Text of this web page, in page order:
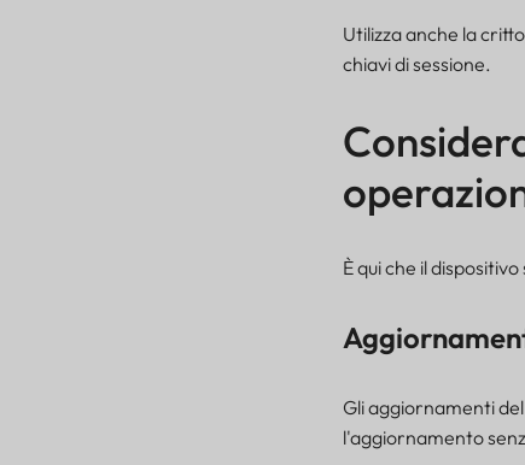
Utilizza anche la
chiavi di sessione.
È qui che il
Gli aggiornamenti
l'aggiornamento